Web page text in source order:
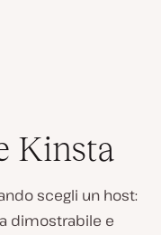
Kinsta
scegli un host:
dimostrabile e